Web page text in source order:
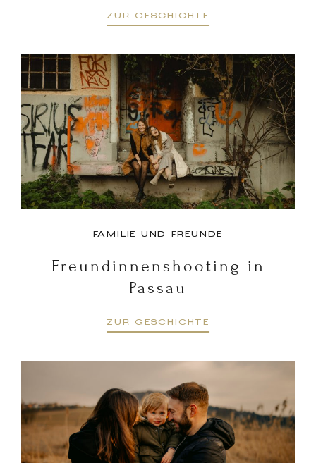
ZUR GESCHICHTE
FAMILIE UND FREUNDE
Freundinnenshooting in
Passau
ZUR GESCHICHTE